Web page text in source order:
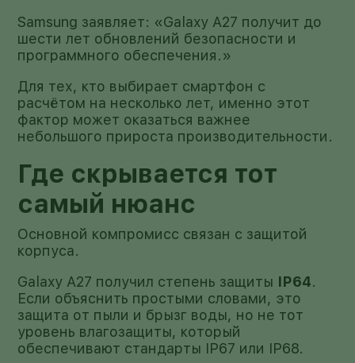
Samsung заявляет: «Galaxy A27 получит до
шести лет обновлений безопасности и
программного обеспечения.»
Для тех, кто выбирает смартфон с
расчётом на несколько лет, именно этот
фактор может оказаться важнее
небольшого прироста производительности.
Где скрывается тот
самый нюанс
Основной компромисс связан с защитой
корпуса.
Galaxy A27 получил степень защиты IP64.
Если объяснить простыми словами, это
защита от пыли и брызг воды, но не тот
уровень влагозащиты, который
обеспечивают стандарты IP67 или IP68.